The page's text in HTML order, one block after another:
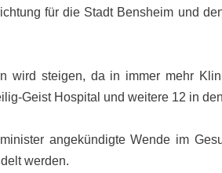
für die Stadt Bensheim und
wird steigen, da in immer mehr
Geist Hospital und weitere 12 in
angekündigte Wende im
werden.